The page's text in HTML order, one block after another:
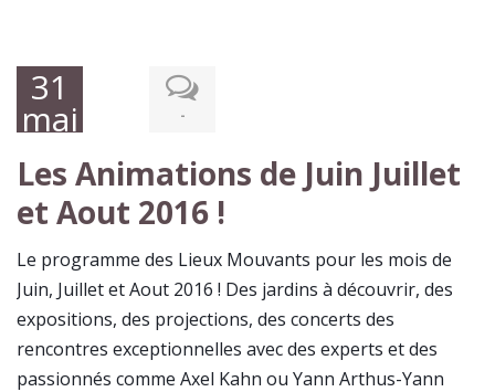
31
mai
2016
-
Les Animations de Juin Juillet
et Aout 2016 !
Le programme des Lieux Mouvants pour les mois de
Juin, Juillet et Aout 2016 ! Des jardins à découvrir, des
expositions, des projections, des concerts des
rencontres exceptionnelles avec des experts et des
passionnés comme Axel Kahn ou Yann Arthus-Yann